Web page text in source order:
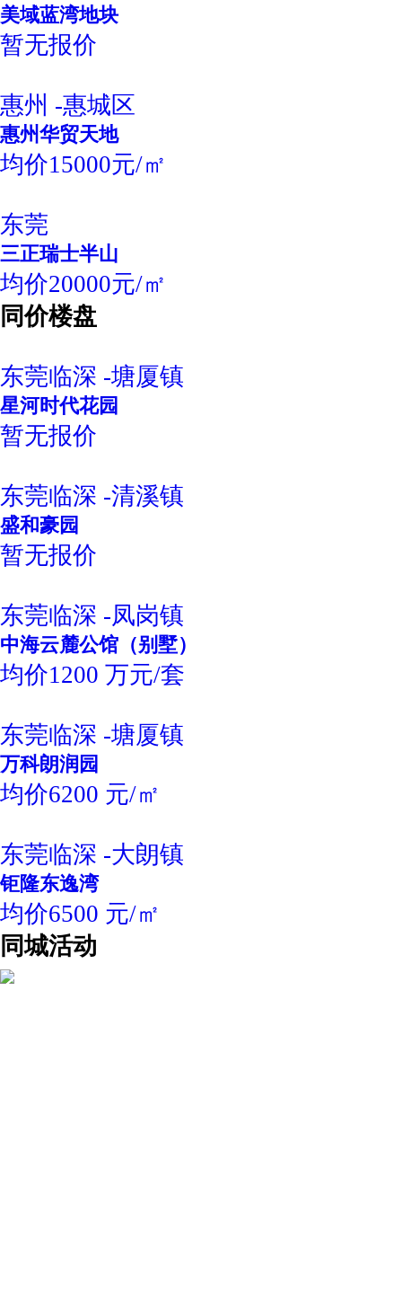
美域蓝湾地块
暂无报价
惠州 -惠城区
惠州华贸天地
均价15000元/㎡
东莞
三正瑞士半山
均价20000元/㎡
同价楼盘
东莞临深 -塘厦镇
星河时代花园
暂无报价
东莞临深 -清溪镇
盛和豪园
暂无报价
东莞临深 -凤岗镇
中海云麓公馆（别墅）
均价1200 万元/套
东莞临深 -塘厦镇
万科朗润园
均价6200 元/㎡
东莞临深 -大朗镇
钜隆东逸湾
均价6500 元/㎡
同城活动